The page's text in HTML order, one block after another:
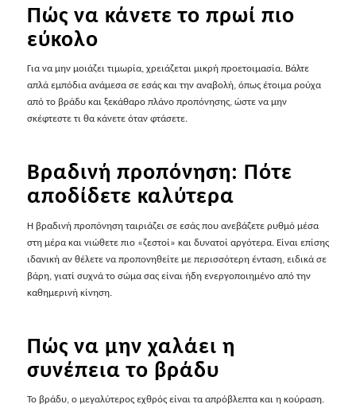
Πώς να κάνετε το πρωί πιο
εύκολο
Για να μην μοιάζει τιμωρία, χρειάζεται μικρή προετοιμασία. Βάλτε
απλά εμπόδια ανάμεσα σε εσάς και την αναβολή, όπως έτοιμα ρούχα
από το βράδυ και ξεκάθαρο πλάνο προπόνησης, ώστε να μην
σκέφτεστε τι θα κάνετε όταν φτάσετε.
Βραδινή προπόνηση: Πότε
αποδίδετε καλύτερα
Η βραδινή προπόνηση ταιριάζει σε εσάς που ανεβάζετε ρυθμό μέσα
στη μέρα και νιώθετε πιο «ζεστοί» και δυνατοί αργότερα. Είναι επίσης
ιδανική αν θέλετε να προπονηθείτε με περισσότερη ένταση, ειδικά σε
βάρη, γιατί συχνά το σώμα σας είναι ήδη ενεργοποιημένο από την
καθημερινή κίνηση.
Πώς να μην χαλάει η
συνέπεια το βράδυ
Το βράδυ, ο μεγαλύτερος εχθρός είναι τα απρόβλεπτα και η κούραση.